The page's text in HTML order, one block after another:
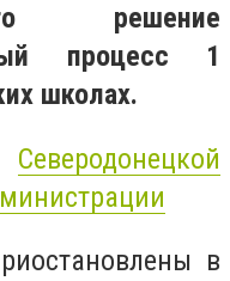
решение
процесс 1
школах.
Северодонецкой
в